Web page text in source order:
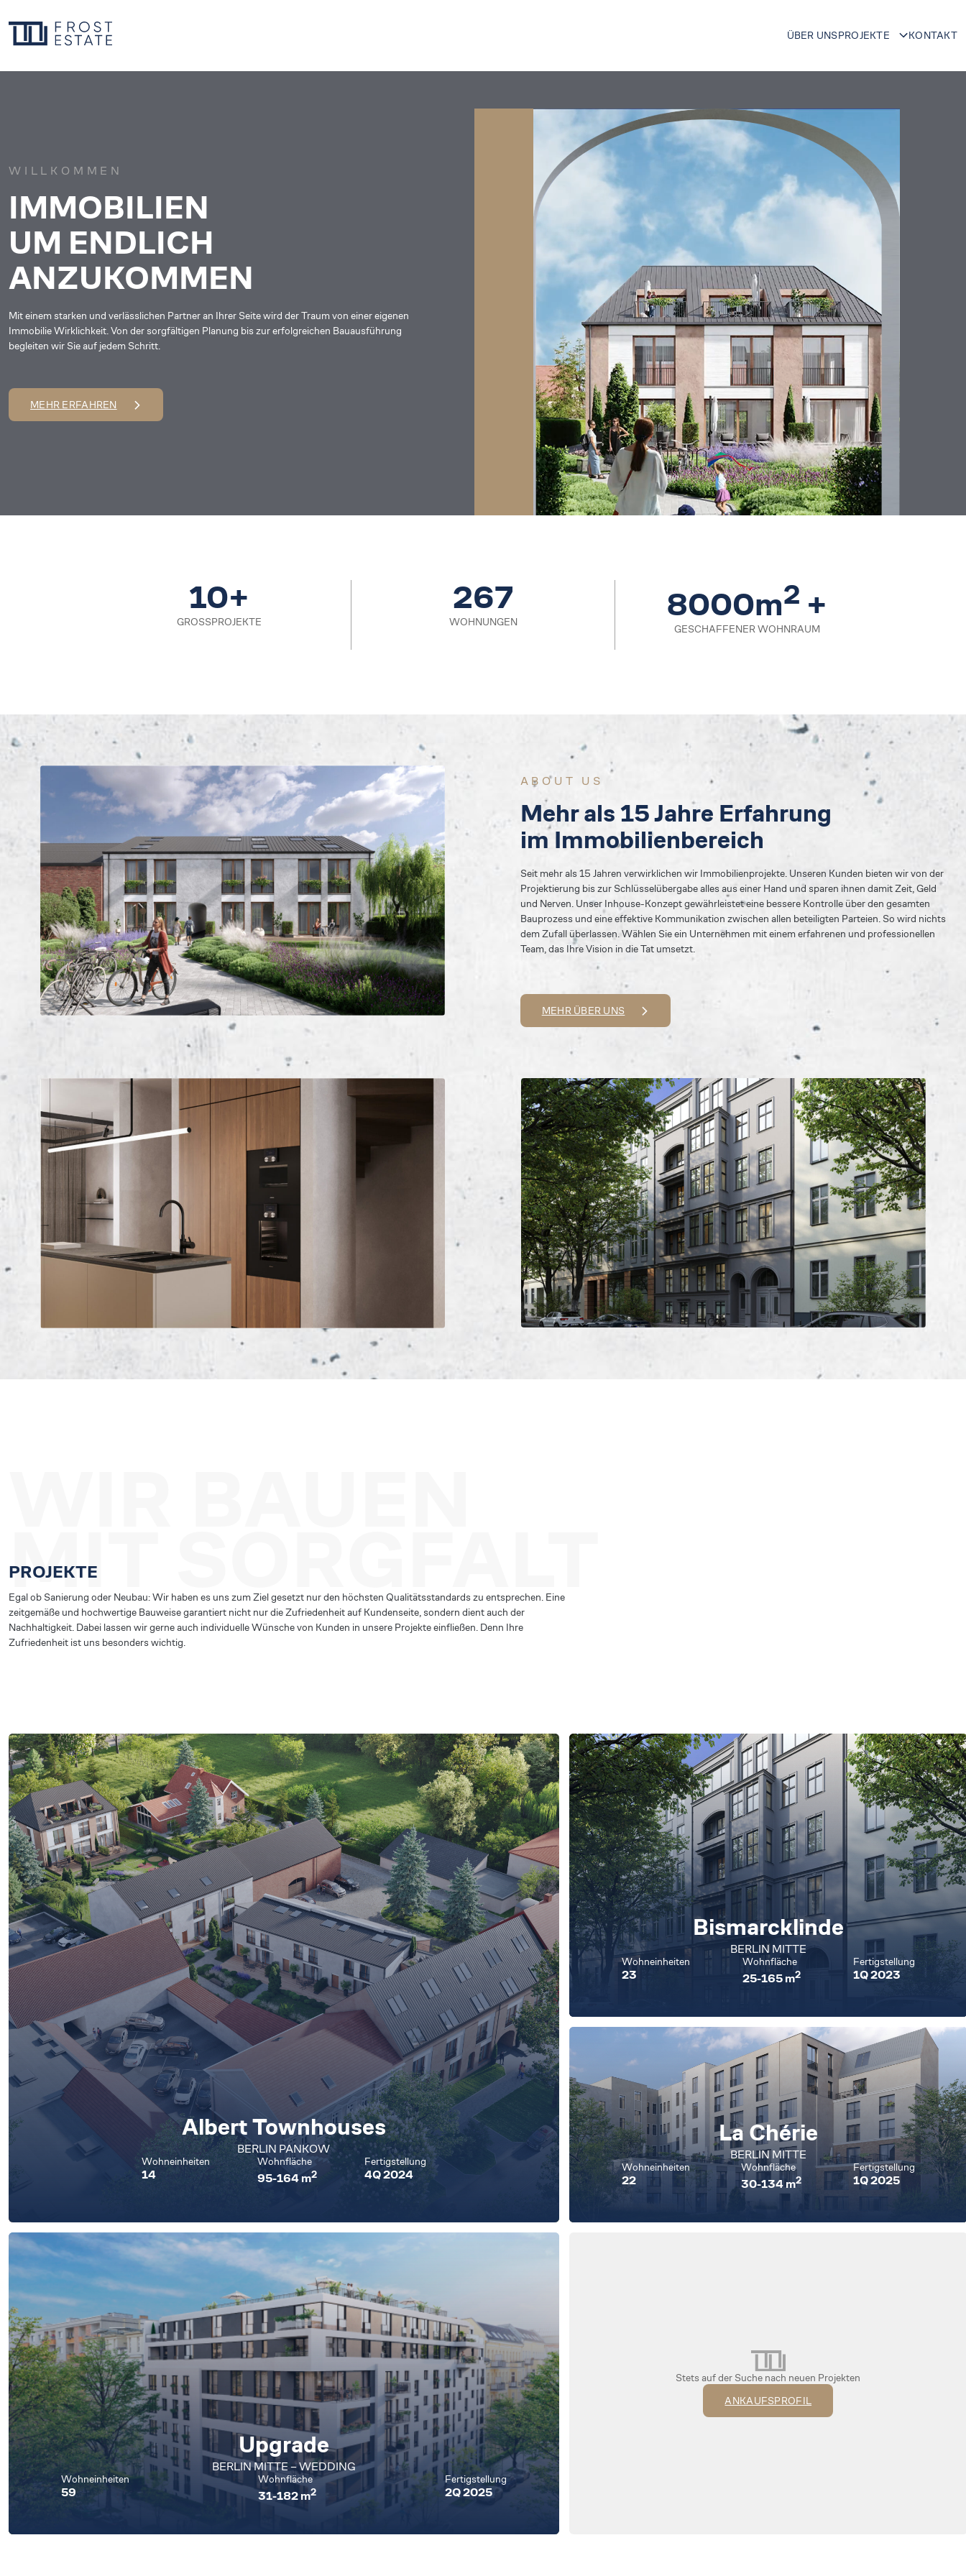
ÜBER UNSPROJEKTE KONTAKT
WILLKOMMEN
IMMOBILIEN
UM ENDLICH
ANZUKOMMEN
Mit einem starken und verlässlichen Partner an Ihrer Seite wird der Traum von einer eigenen
Immobilie Wirklichkeit. Von der sorgfältigen Planung bis zur erfolgreichen Bauausführung
begleiten wir Sie auf jedem Schritt.
MEHR ERFAHREN
10+
GROSSPROJEKTE
267
WOHNUNGEN 8000m2 +
GESCHAFFENER WOHNRAUM
ABOUT US
Mehr als 15 Jahre Erfahrung
im Immobilienbereich
Seit mehr als 15 Jahren verwirklichen wir Immobilienprojekte. Unseren Kunden bieten wir von der
Projektierung bis zur Schlüsselübergabe alles aus einer Hand und sparen ihnen damit Zeit, Geld
und Nerven. Unser Inhouse-Konzept gewährleistet eine bessere Kontrolle über den gesamten
Bauprozess und eine effektive Kommunikation zwischen allen beteiligten Parteien. So wird nichts
dem Zufall überlassen. Wählen Sie ein Unternehmen mit einem erfahrenen und professionellen
Team, das Ihre Vision in die Tat umsetzt.
MEHR ÜBER UNS
MIT SORGFALT
PROJEKTE
Egal ob Sanierung oder Neubau: Wir haben es uns zum Ziel gesetzt nur den höchsten Qualitätsstandards zu entsprechen. Eine
zeitgemäße und hochwertige Bauweise garantiert nicht nur die Zufriedenheit auf Kundenseite, sondern dient auch der
Nachhaltigkeit. Dabei lassen wir gerne auch individuelle Wünsche von Kunden in unsere Projekte einfließen. Denn Ihre
Zufriedenheit ist uns besonders wichtig.
Albert Townhouses
BERLIN PANKOW
Wohneinheiten
14
Wohnfläche
95-164 m2
Fertigstellung
4Q 2024
Bismarcklinde
BERLIN MITTE
Wohneinheiten
23
Wohnfläche
25-165 m2
Fertigstellung
1Q 2023
La Chérie
BERLIN MITTE
Wohneinheiten
22
Wohnfläche
30-134 m2
Fertigstellung
1Q 2025
Upgrade
BERLIN MITTE – WEDDING
Wohneinheiten
59
Wohnfläche
31-182 m2
Fertigstellung
2Q 2025
Stets auf der Suche nach neuen Projekten
ANKAUFSPROFIL